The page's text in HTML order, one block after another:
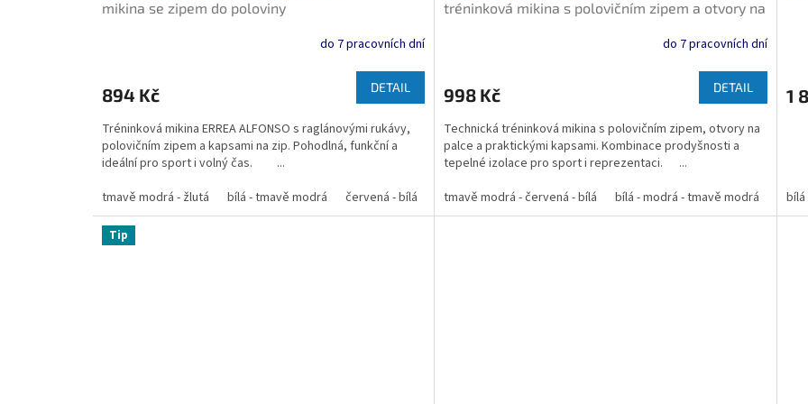
mikina se zipem do poloviny
do 7 pracovních dní
894 Kč DETAIL
Tréninková mikina ERREA ALFONSO s raglánovými rukávy,
polovičním zipem a kapsami na zip. Pohodlná, funkční a
ideální pro sport i volný čas. ...
tmavě modrá - žlutá
bílá - tmavě modrá červená - bílá tmavě modrá - bílá modrá - bílá černá - bílá tmavě modrá -
tréninková mikina s polovičním zipem a otvory na
do 7 pracovních dní
998 Kč DETAIL
Technická tréninková mikina s polovičním zipem, otvory na
palce a praktickými kapsami. Kombinace prodyšnosti a
tepelné izolace pro sport i reprezentaci. ...
tmavě modrá - červená - bílá
bílá - modrá - tmavě modrá
1
Tip